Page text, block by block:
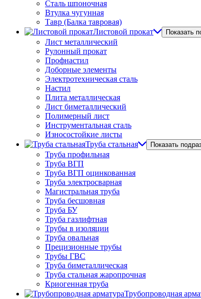
Сталь шпоночная
Втулка чугунная
Тавр (Балка тавровая)
Листовой прокат
Показать
Лист металлический
Рулонный прокат
Профнастил
Доборные элементы
Электротехническая сталь
Настил
Плита металлическая
Лист биметаллический
Полимерный лист
Инструментальная сталь
Износостойкие листы
Труба стальная
Показать
Труба профильная
Труба ВГП
Труба ВГП оцинкованная
Труба электросварная
Магистральная труба
Труба бесшовная
Труба БУ
Труба газлифтная
Трубы в изоляции
Труба овальная
Прецизионные трубы
Трубы ГВС
Труба биметаллическая
Труба стальная жаропрочная
Криогенная труба
Трубопроводная